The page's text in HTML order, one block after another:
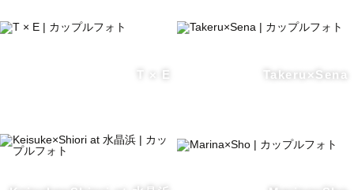
T × E Takeru×Sena